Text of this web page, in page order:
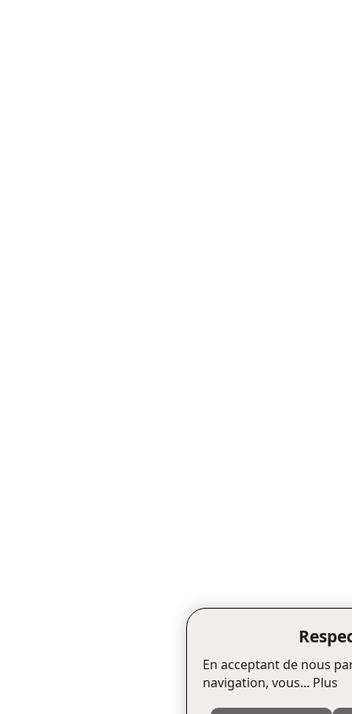
En acceptant de nous
navigation, vous... Plus